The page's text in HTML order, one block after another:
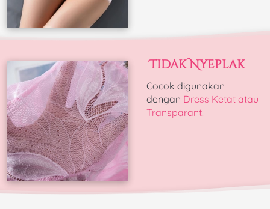
Tidak Nyeplak
Cocok digunakan
dengan Dress Ketat atau
Transparant.